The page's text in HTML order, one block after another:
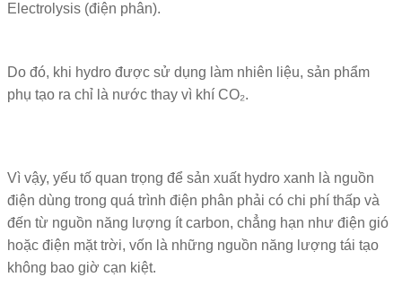
Electrolysis (điện phân).
Do đó, khi hydro được sử dụng làm nhiên liệu, sản phẩm
phụ tạo ra chỉ là nước thay vì khí CO₂.
Vì vậy, yếu tố quan trọng để sản xuất hydro xanh là nguồn
điện dùng trong quá trình điện phân phải có chi phí thấp và
đến từ nguồn năng lượng ít carbon, chẳng hạn như điện gió
hoặc điện mặt trời, vốn là những nguồn năng lượng tái tạo
không bao giờ cạn kiệt.